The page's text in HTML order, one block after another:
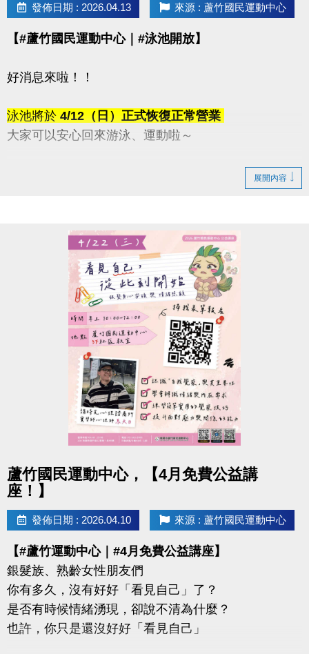
發佈日期 : 2026.04.13 來源 : 蘆竹國民運動中心
【#蘆竹國民運動中心｜#泳池開放】
好消息來啦！！
泳池將於4/12（日）正式恢復正常營業
大家可以安心回來游泳、運動啦～
-洽詢專線：03-2639066 #115、116
-官網 :
https://www.lzsports.com.tw/zh_TW/news/pageID/1/
-FB : 桃園市蘆竹國民運動中心
-IG : @luzhusports
展開內容
蘆竹國民運動中心，【4月免費公益講
座！】
發佈日期 : 2026.04.10 來源 : 蘆竹國民運動中心
【#蘆竹運動中心｜#4月免費公益講座】
銀髮族、熟齡女性朋友們
你有多久，沒有好好「看見自己」了？
是否有時候情緒湧現，卻說不清為什麼？
也許，你只是還沒好好「看見自己」